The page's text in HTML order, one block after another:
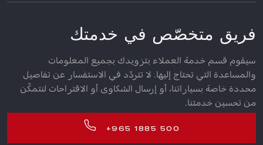
فريق متخصّص في خدمتك
سيقوم قسم خدمة العملاء بتزويدك بجميع المعلومات
والمساعدة التي تحتاج إليها. لا تتردّد في الاستفسار عن تفاصيل
محددة خاصة بسياراتنا، أو إرسال الشكاوى أو الاقتراحات لنتمكّن
من تحسين خدمتنا.
+965 1885 500